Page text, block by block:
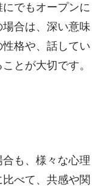
でもオープンに
合は、深い意味
格や、話してい
とが大切です。
も、様々な心理
べて、共感や関